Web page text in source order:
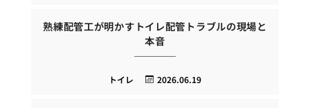
熟練配管工が明かすトイレ配管トラブルの現場と
本音
2026.06.19
トイレ